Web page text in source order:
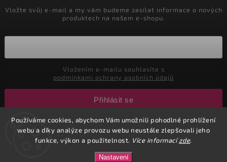
Používáme cookies, abychom Vám umožnili pohodlné prohlížení
webu a díky analýze provozu webu neustále zlepšovali jeho
funkce, výkon a použitelnost. Více informací zde.
Nastavení
Vložte svůj e-mail a my vám budeme zasílat informace o nových
produktech na našem e-shopu.
podmínkami ochrany osobních údajů
Přihlásit se
Copyright 2026CuteNails.cz. Všechna práva vyhrazena.
Upravit nastavení cookies